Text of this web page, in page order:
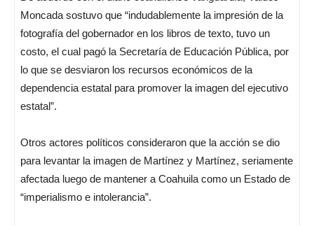
Moncada sostuvo que “indudablemente la impresión de la
fotografía del gobernador en los libros de texto, tuvo un
costo, el cual pagó la Secretaría de Educación Pública, por
lo que se desviaron los recursos económicos de la
dependencia estatal para promover la imagen del ejecutivo
estatal”.
Otros actores políticos consideraron que la acción se dio
para levantar la imagen de Martínez y Martínez, seriamente
afectada luego de mantener a Coahuila como un Estado de
“imperialismo e intolerancia”.